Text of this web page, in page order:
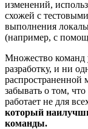
изменений,
схожей с
выполнения
(например, с
Множество команд
разработку, и ни
распространенной
забывать о том,
работает не для
который
команды.